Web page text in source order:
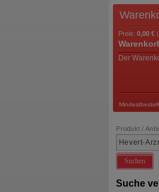
Preis: 0,00 €
Der
Produkt /
Suchen
Suche